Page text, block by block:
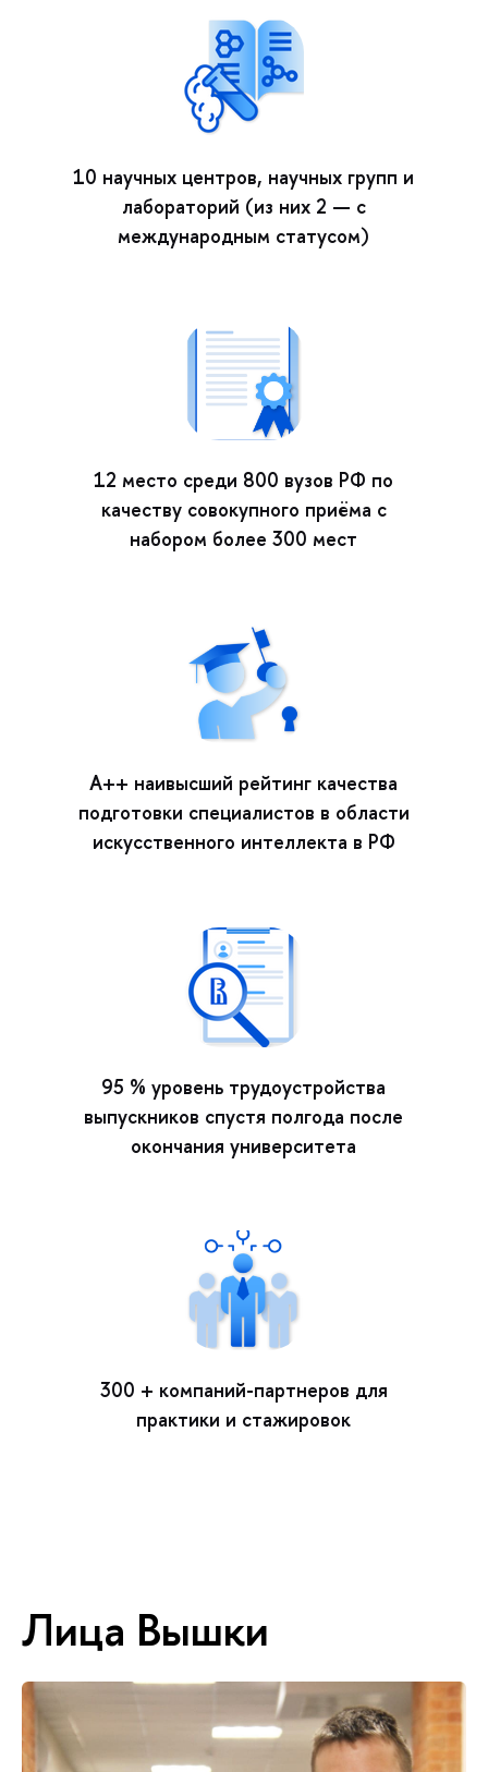
10 научных центров, научных групп и
лабораторий (из них 2 — с
международным статусом)
12 место среди 800 вузов РФ по
качеству совокупного приёма с
набором более 300 мест
А++ наивысший рейтинг качества
подготовки специалистов в области
искусственного интеллекта в РФ
95 % уровень трудоустройства
выпускников спустя полгода после
окончания университета
300 + компаний-партнеров для
практики и стажировок
Лица Вышки